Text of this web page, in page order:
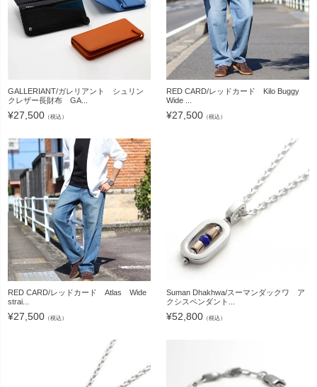
GALLERIANT/ガレリアント シュリン
クレザー長財布 GA...
¥27,500 （税込）
RED CARD/レッドカード Kilo Buggy
Wide ...
¥27,500 （税込）
RED CARD/レッドカード Atlas Wide
strai...
¥27,500 （税込）
Suman Dhakhwa/スーマンダックワ ア
クシスペンダント...
¥52,800 （税込）